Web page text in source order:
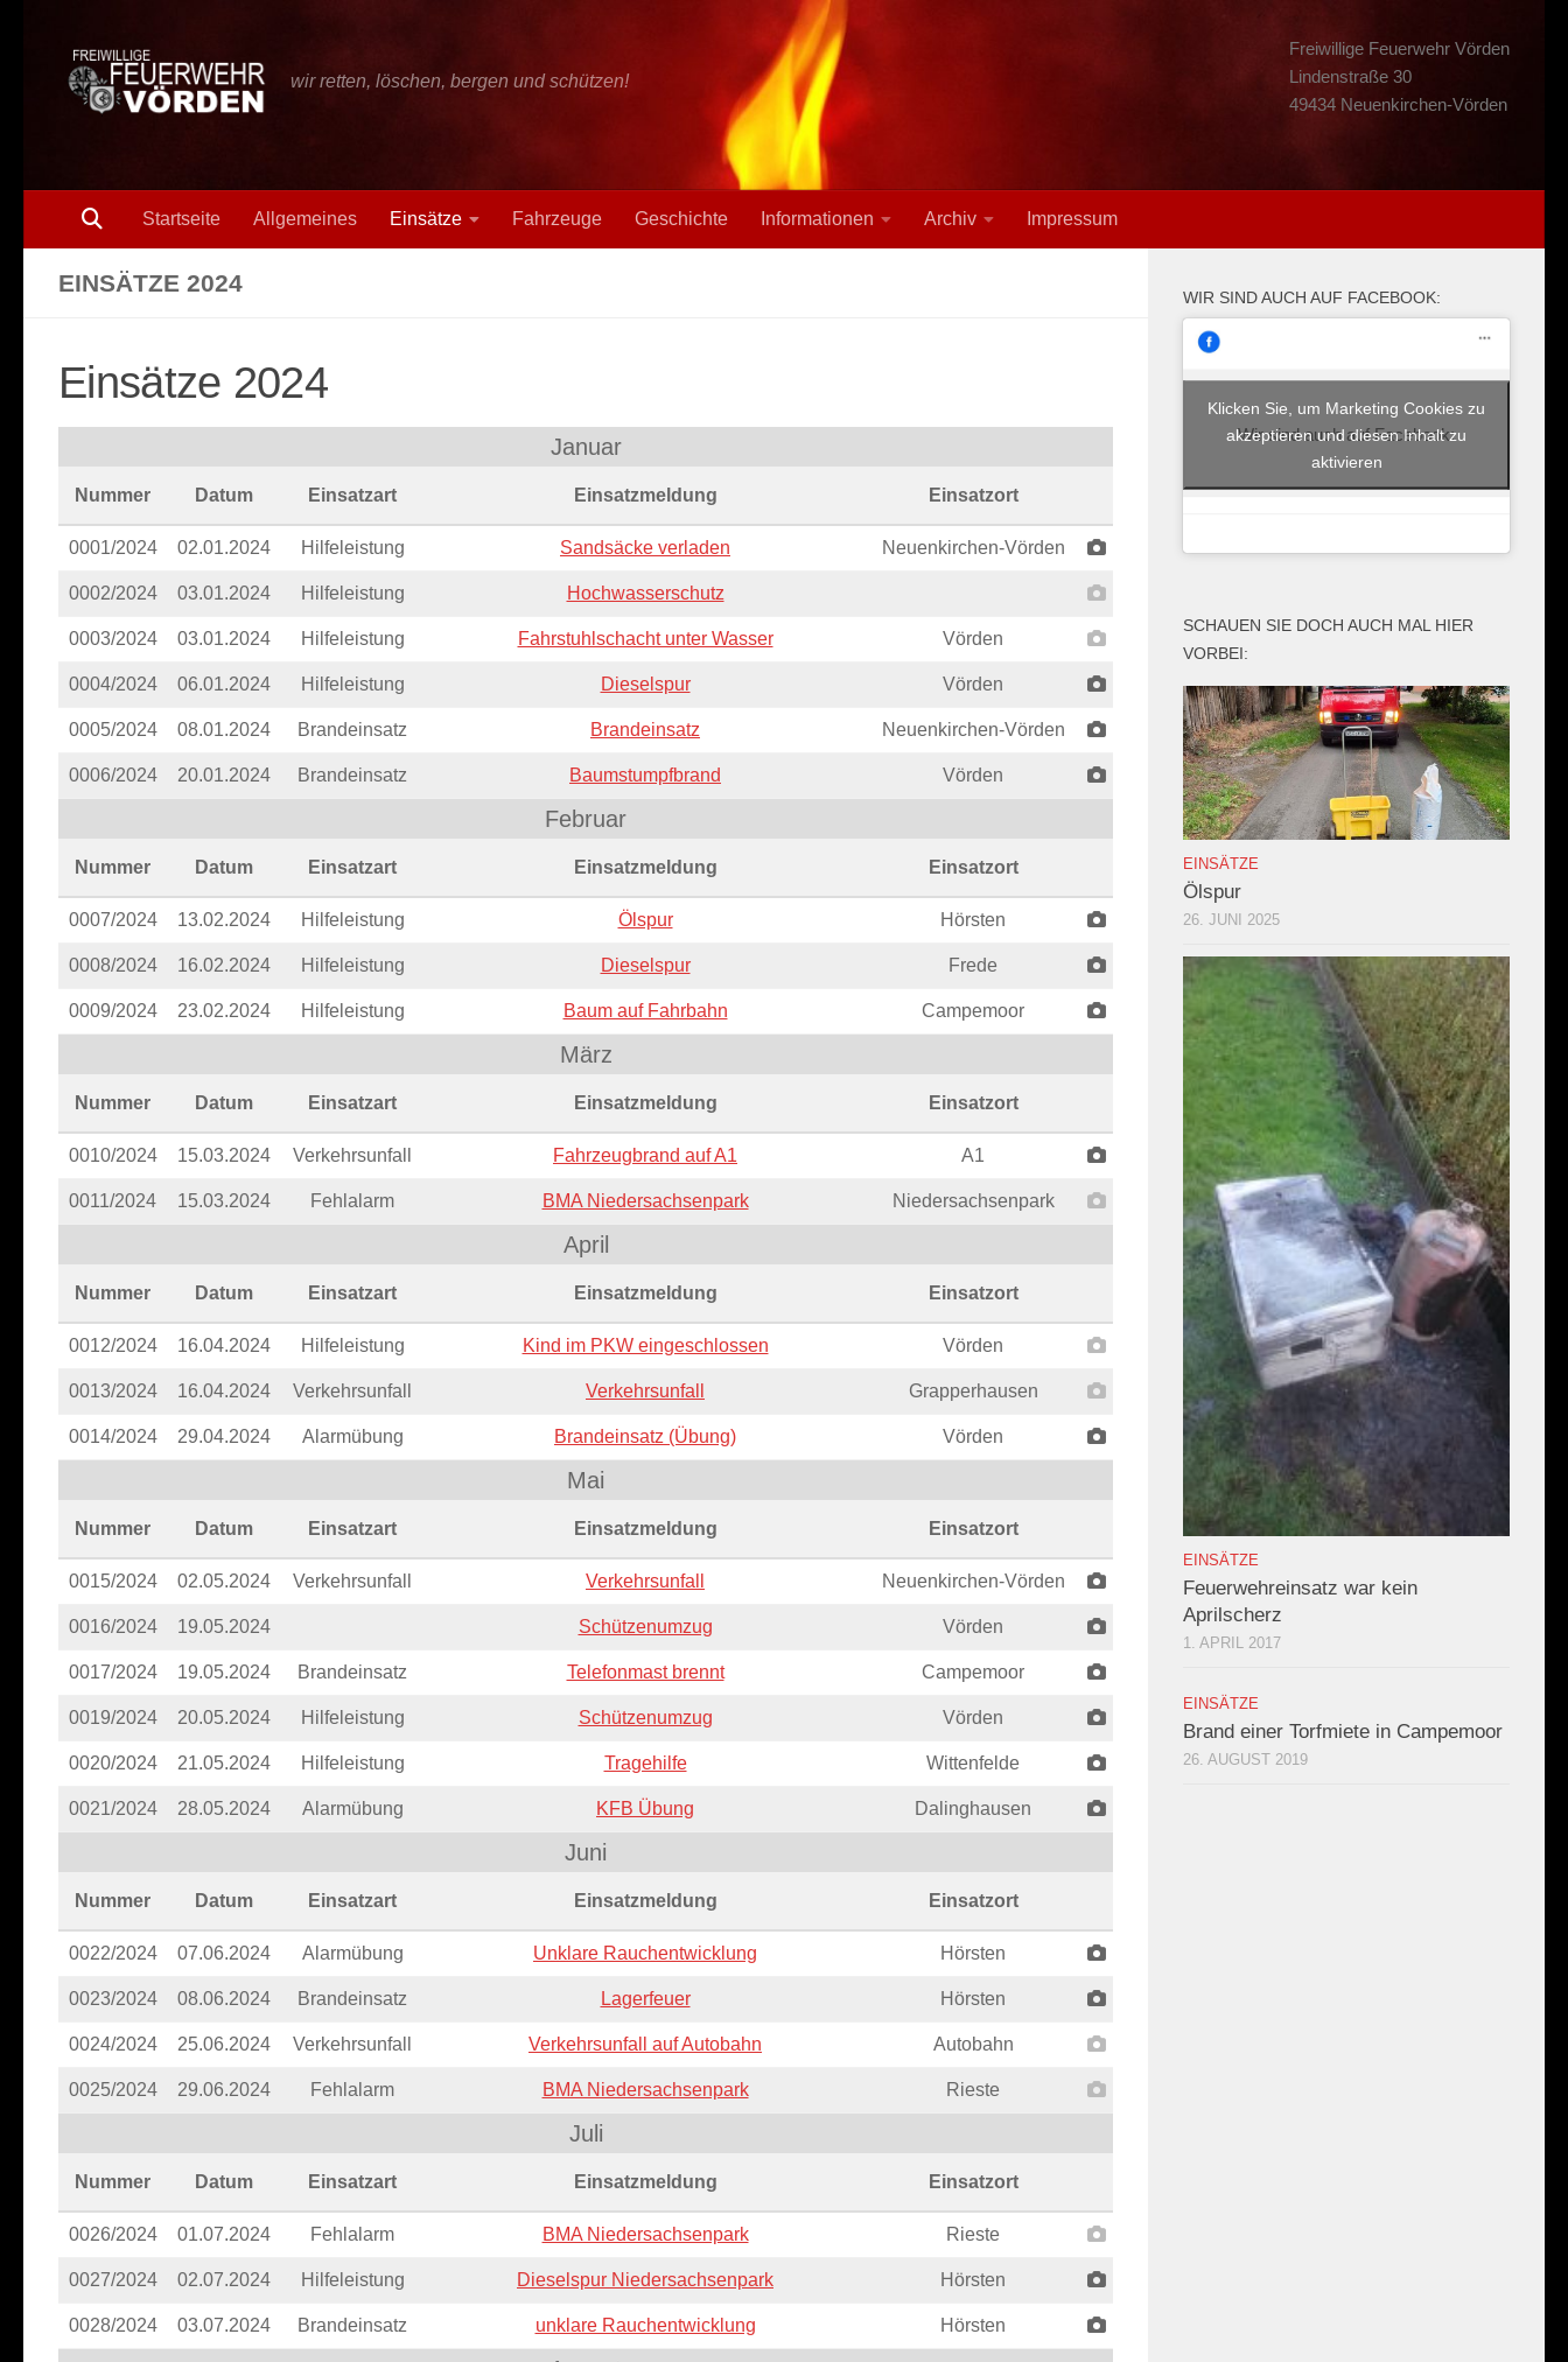
wir retten, löschen, bergen und schützen!
Freiwillige Feuerwehr Vörden
Lindenstraße 30
49434 Neuenkirchen-Vörden
Startseite Allgemeines Einsätze Fahrzeuge Geschichte Informationen Archiv Impressum
EINSÄTZE 2024
Einsätze 2024
Januar
Nummer Datum Einsatzart Einsatzmeldung Einsatzort
0001/2024 02.01.2024 Hilfeleistung Sandsäcke verladen Neuenkirchen-Vörden
0002/2024 03.01.2024 Hilfeleistung Hochwasserschutz
0003/2024 03.01.2024 Hilfeleistung Fahrstuhlschacht unter Wasser Vörden
0004/2024 06.01.2024 Hilfeleistung Dieselspur Vörden
0005/2024 08.01.2024 Brandeinsatz Brandeinsatz Neuenkirchen-Vörden
0006/2024 20.01.2024 Brandeinsatz Baumstumpfbrand Vörden
Februar
Nummer Datum Einsatzart Einsatzmeldung Einsatzort
0007/2024 13.02.2024 Hilfeleistung Ölspur Hörsten
0008/2024 16.02.2024 Hilfeleistung Dieselspur Frede
0009/2024 23.02.2024 Hilfeleistung Baum auf Fahrbahn Campemoor
März
Nummer Datum Einsatzart Einsatzmeldung Einsatzort
0010/2024 15.03.2024 Verkehrsunfall Fahrzeugbrand auf A1 A1
0011/2024 15.03.2024 Fehlalarm BMA Niedersachsenpark Niedersachsenpark
April
Nummer Datum Einsatzart Einsatzmeldung Einsatzort
0012/2024 16.04.2024 Hilfeleistung Kind im PKW eingeschlossen Vörden
0013/2024 16.04.2024 Verkehrsunfall Verkehrsunfall Grapperhausen
0014/2024 29.04.2024 Alarmübung Brandeinsatz (Übung) Vörden
Mai
Nummer Datum Einsatzart Einsatzmeldung Einsatzort
0015/2024 02.05.2024 Verkehrsunfall Verkehrsunfall Neuenkirchen-Vörden
0016/2024 19.05.2024 Schützenumzug Vörden
0017/2024 19.05.2024 Brandeinsatz Telefonmast brennt Campemoor
0019/2024 20.05.2024 Hilfeleistung Schützenumzug Vörden
0020/2024 21.05.2024 Hilfeleistung Tragehilfe Wittenfelde
0021/2024 28.05.2024 Alarmübung KFB Übung Dalinghausen
Juni
Nummer Datum Einsatzart Einsatzmeldung Einsatzort
0022/2024 07.06.2024 Alarmübung Unklare Rauchentwicklung Hörsten
0023/2024 08.06.2024 Brandeinsatz Lagerfeuer Hörsten
0024/2024 25.06.2024 Verkehrsunfall Verkehrsunfall auf Autobahn Autobahn
0025/2024 29.06.2024 Fehlalarm BMA Niedersachsenpark Rieste
Juli
Nummer Datum Einsatzart Einsatzmeldung Einsatzort
0026/2024 01.07.2024 Fehlalarm BMA Niedersachsenpark Rieste
0027/2024 02.07.2024 Hilfeleistung Dieselspur Niedersachsenpark Hörsten
0028/2024 03.07.2024 Brandeinsatz unklare Rauchentwicklung Hörsten
WIR SIND AUCH AUF FACEBOOK:
Wir sind auch auf Facebook:
Klicken Sie, um Marketing Cookies zu
akzeptieren und diesen Inhalt zu
aktivieren
SCHAUEN SIE DOCH AUCH MAL HIER
VORBEI:
EINSÄTZE
Ölspur
26. JUNI 2025
EINSÄTZE
Feuerwehreinsatz war kein
Aprilscherz
1. APRIL 2017
EINSÄTZE
Brand einer Torfmiete in Campemoor
26. AUGUST 2019